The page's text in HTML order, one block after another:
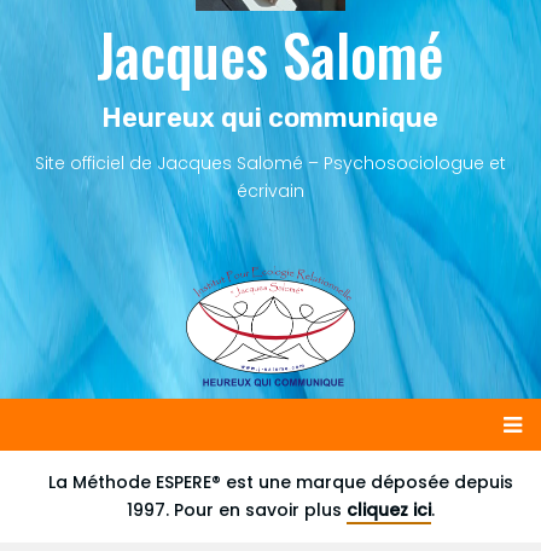
Jacques Salomé
Heureux qui communique
Site officiel de Jacques Salomé – Psychosociologue et
écrivain
Main
navigation
La Méthode ESPERE® est une marque déposée depuis
1997. Pour en savoir plus cliquez ici.